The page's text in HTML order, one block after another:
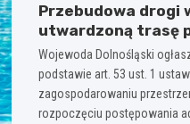
Przebudowa drogi
utwardzoną trasę
Polanicy-Zdroju
Wojewoda Dolnośląski
podstawie art. 53 ust. 1
zagospodarowaniu
rozpoczęciu postępowania